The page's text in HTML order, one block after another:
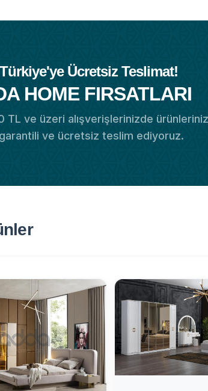
Ücretsiz Teslimat!
HOME FIRSATLARI
TL ve üzeri alışverişlerinizde ürünlerinizi
ve ücretsiz teslim ediyoruz.